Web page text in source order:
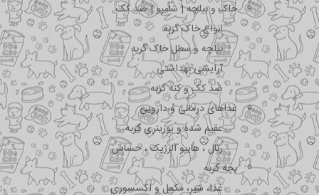
خاک و بیلچه | شامپو | ضد کک
انواع خاک گربه
بیلچه و سطل خاک گربه
آرایشی بهداشتی
ضد کک و کنه گربه
غذاهای درمانی و دارویی
عقیم شده و یورینری گربه
رنال ، هایپو آلرژیک ، حساس
بچه گربه
غذا، شیر، مکمل و اکسسوری